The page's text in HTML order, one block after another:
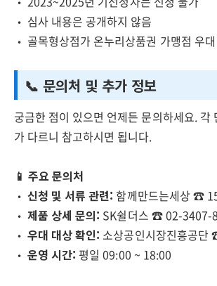
• 심사 내용은 공개하지 않음
• 골목형상점가 온누리상품권 가맹점 우대
📞 문의처 및 추가 정보
궁금한 점이 있으면 언제든 문의하세요. 각
가 다르니 참고하시면 됩니다.
📱 주요 문의처
•신청 및 서류 관련: 함께만드는세상 ☎️
•제품 상세 문의: SK쉴더스 ☎️ 02-3407-
•우대 대상 확인: 소상공인시장진흥공
•운영 시간: 평일 09:00 ~ 18:00